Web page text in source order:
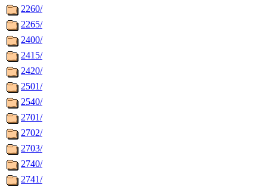
2260/
2265/
2400/
2415/
2420/
2501/
2540/
2701/
2702/
2703/
2740/
2741/